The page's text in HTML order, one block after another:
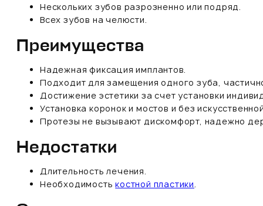
Нескольких зубов разрозненно или подряд.
Всех зубов на челюсти.
Преимущества
Надежная фиксация имплантов.
Подходит для замещения одного зуба,
Достижение эстетики за счет установки
Установка коронок и мостов и без
Протезы не вызывают дискомфорт, надежно
Недостатки
Длительность лечения.
Необходимостькостной пластики.